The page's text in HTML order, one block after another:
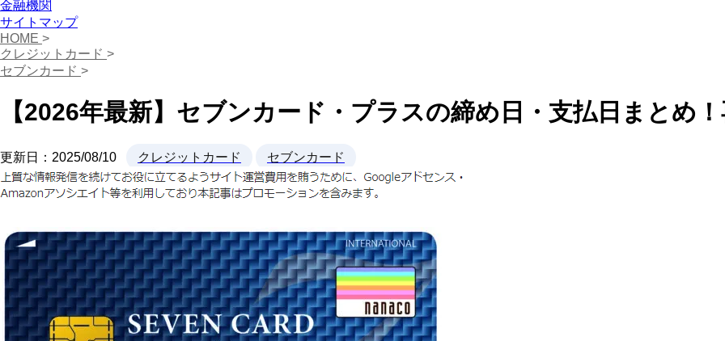
金融機関
サイトマップ
HOME >
クレジットカード >
セブンカード >
【2026年最新】セブンカード・プラスの締め日・支払日まとめ
更新日： 2025/08/10 クレジットカード セブンカード